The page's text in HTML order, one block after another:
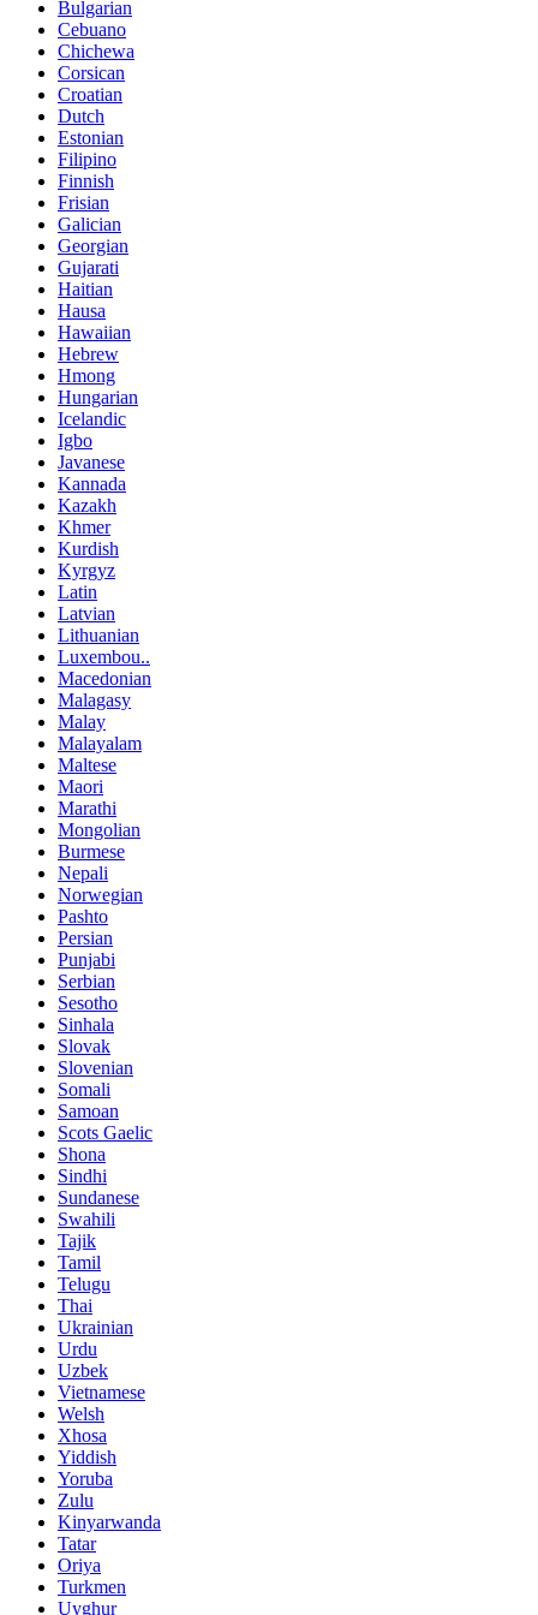
Bulgarian
Cebuano
Chichewa
Corsican
Croatian
Dutch
Estonian
Filipino
Finnish
Frisian
Galician
Georgian
Gujarati
Haitian
Hausa
Hawaiian
Hebrew
Hmong
Hungarian
Icelandic
Igbo
Javanese
Kannada
Kazakh
Khmer
Kurdish
Kyrgyz
Latin
Latvian
Lithuanian
Luxembou..
Macedonian
Malagasy
Malay
Malayalam
Maltese
Maori
Marathi
Mongolian
Burmese
Nepali
Norwegian
Pashto
Persian
Punjabi
Serbian
Sesotho
Sinhala
Slovak
Slovenian
Somali
Samoan
Scots Gaelic
Shona
Sindhi
Sundanese
Swahili
Tajik
Tamil
Telugu
Thai
Ukrainian
Urdu
Uzbek
Vietnamese
Welsh
Xhosa
Yiddish
Yoruba
Zulu
Kinyarwanda
Tatar
Oriya
Turkmen
Uyghur